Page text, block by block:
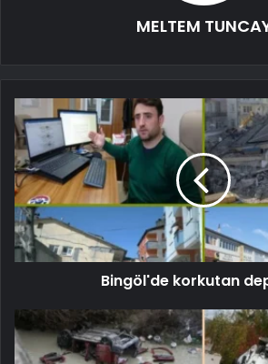
MELTEM
Bingöl'de korkutan